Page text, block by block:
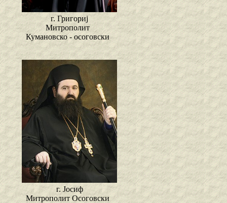
г. Григориј
Митрополит
Кумановско - осоговски
г. Јосиф
Митрополит Осоговски